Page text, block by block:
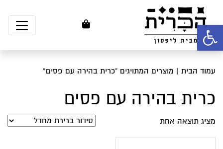
פתח סרגל נגישות
עמוד הבית | מוצרים המתויגים “כרית בהירה עם פסים”
כרית בהירה עם פסים
מציג תוצאה אחת